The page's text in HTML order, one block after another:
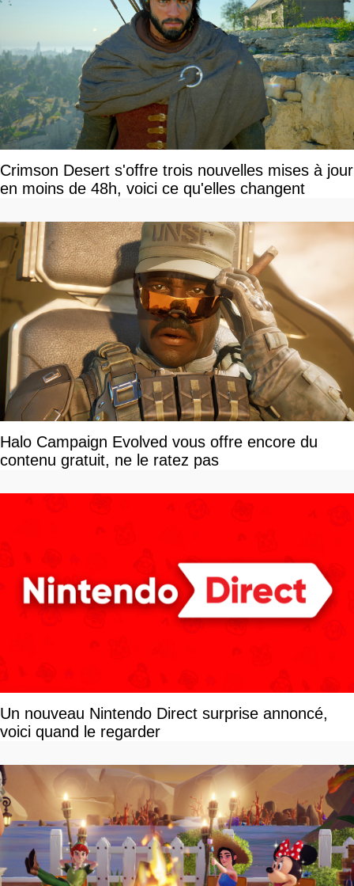
Crimson Desert s'offre trois nouvelles mises à jour
en moins de 48h, voici ce qu'elles changent
Halo Campaign Evolved vous offre encore du
contenu gratuit, ne le ratez pas
Un nouveau Nintendo Direct surprise annoncé,
voici quand le regarder